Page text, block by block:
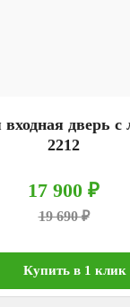
входная дверь
2212
17 900 ₽
19 690 ₽
Купить в 1 клик